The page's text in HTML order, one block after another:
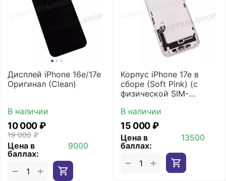
Дисплей iPhone 16e/17e
Оригинал (Clean)
В наличии
19 000 ₽
10 000₽
Цена в
баллах:
9000
+
−
Корпус iPhone 17e в
сборе (Soft Pink) (с
физической SIM-
В наличии
15 000₽
Цена в
баллах:
13500
+
−